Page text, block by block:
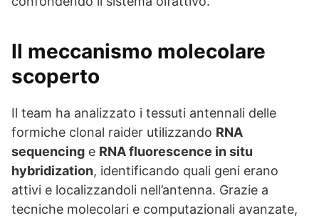
Il meccanismo molecolare
scoperto
Il team ha analizzato i tessuti antennali delle
formiche clonal raider utilizzando RNA
sequencing e RNA fluorescence in situ
hybridization, identificando quali geni erano
attivi e localizzandoli nell’antenna. Grazie a
tecniche molecolari e computazionali avanzate,